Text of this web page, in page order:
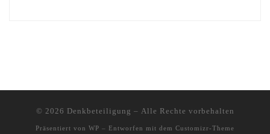
© 2026 Denkbeteiligung – Alle Rechte vorbehalten
Präsentiert von WP – Entworfen mit dem Customizr-Theme